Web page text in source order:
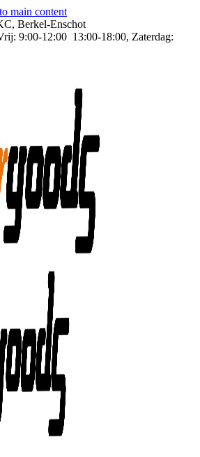
main content
Berkel-Enschot
9:00-12:00 13:00-18:00, Zaterdag: